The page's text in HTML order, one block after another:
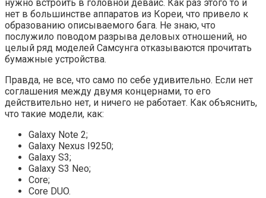
нужно встроить в головной девайс. Как раз этого то и
нет в большинстве аппаратов из Кореи, что привело к
образованию описываемого бага. Не знаю, что
послужило поводом разрыва деловых отношений, но
целый ряд моделей Самсунга отказываются прочитать
бумажные устройства.
Правда, не все, что само по себе удивительно. Если нет
соглашения между двумя концернами, то его
действительно нет, и ничего не работает. Как объяснить,
что такие модели, как:
Galaxy Note 2;
Galaxy Nexus I9250;
Galaxy S3;
Galaxy S3 Neo;
Core;
Core DUO.